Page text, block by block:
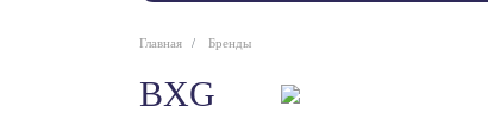
Главная Бренды
BXG